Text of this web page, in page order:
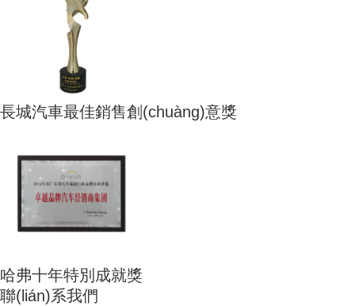
長城汽車最佳銷售創(chuàng)意獎
哈弗十年特別成就獎
聯(lián)系我們